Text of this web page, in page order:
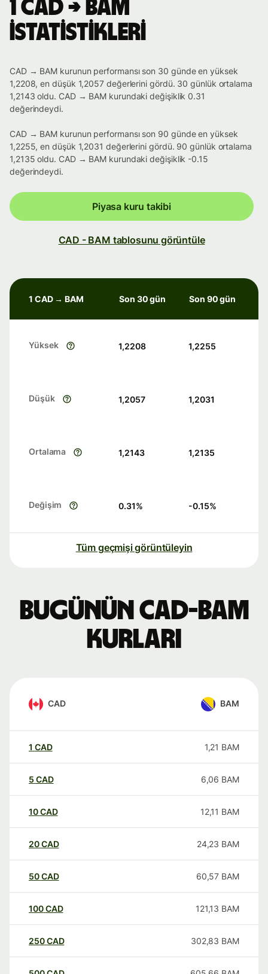
1 CAD → BAM
istatistikleri
CAD → BAM kurunun performansı son 30 günde en yüksek
1,2208, en düşük 1,2057 değerlerini gördü. 30 günlük ortalama
1,2143 oldu. CAD → BAM kurundaki değişiklik 0.31
değerindeydi.
CAD → BAM kurunun performansı son 90 günde en yüksek
1,2255, en düşük 1,2031 değerlerini gördü. 90 günlük ortalama
1,2135 oldu. CAD → BAM kurundaki değişiklik -0.15
değerindeydi.
Piyasa kuru takibi
CAD - BAM tablosunu görüntüle
1 CAD → BAM Son 30 gün Son 90 gün
Yüksek 1,2208 1,2255
Düşük 1,2057 1,2031
Ortalama 1,2143 1,2135
Değişim 0.31% -0.15%
Tüm geçmişi görüntüleyin
Bugünün CAD-BAM
kurları
CAD BAM
1 CAD 1,21 BAM
5 CAD 6,06 BAM
10CAD 12,11 BAM
20CAD 24,23 BAM
50CAD 60,57 BAM
100CAD 121,13 BAM
250CAD 302,83 BAM